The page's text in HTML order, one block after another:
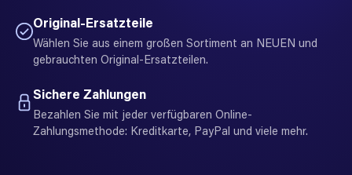
Original-Ersatzteile
Wählen Sie aus einem großen Sortiment an NEUEN und
gebrauchten Original-Ersatzteilen.
Sichere Zahlungen
Bezahlen Sie mit jeder verfügbaren Online-
Zahlungsmethode: Kreditkarte, PayPal und viele mehr.